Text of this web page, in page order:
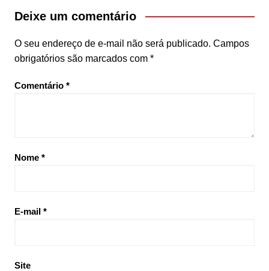
Deixe um comentário
O seu endereço de e-mail não será publicado. Campos
obrigatórios são marcados com *
Comentário *
Nome *
E-mail *
Site